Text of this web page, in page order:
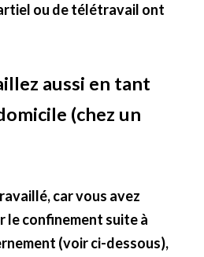
ou de télétravail ont
aussi en tant
(chez un
car vous avez
le confinement suite à
(voir ci-dessous),